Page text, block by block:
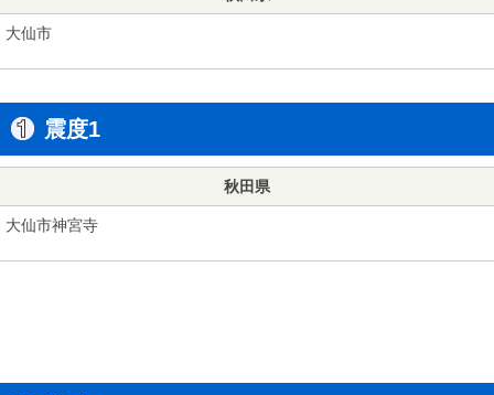
大仙市
震度1
秋田県
大仙市神宮寺